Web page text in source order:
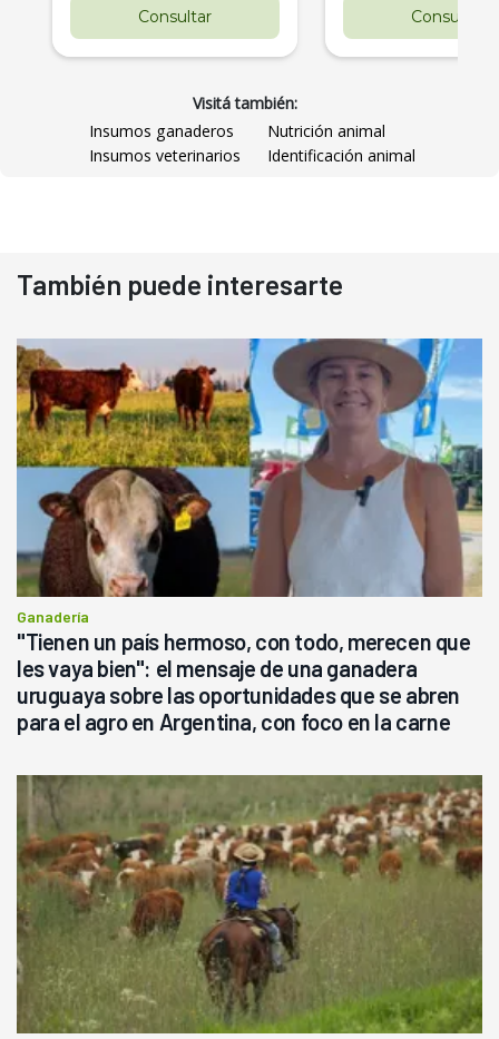
Consultar Consultar
Visitá también:
Insumos ganaderos
Nutrición animal
Insumos veterinarios
Identificación animal
También puede interesarte
Ganadería
"Tienen un país hermoso, con todo, merecen que
les vaya bien": el mensaje de una ganadera
uruguaya sobre las oportunidades que se abren
para el agro en Argentina, con foco en la carne